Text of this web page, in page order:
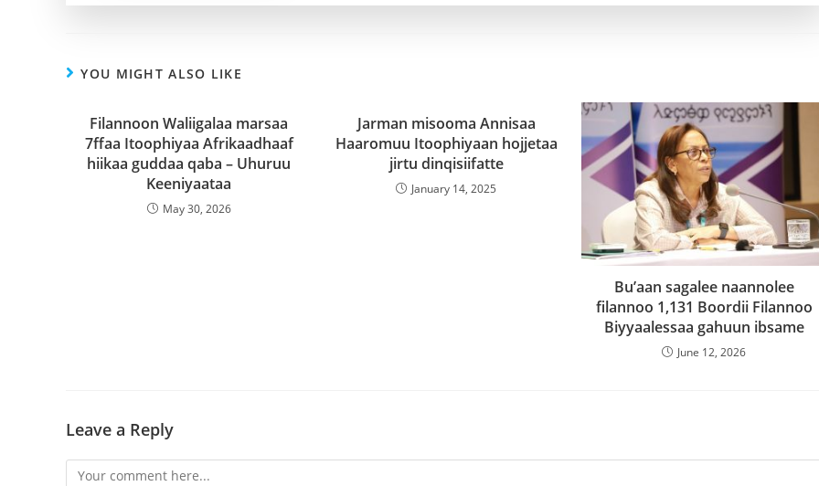
YOU MIGHT ALSO LIKE
Filannoon Waliigalaa marsaa
7ffaa Itoophiyaa Afrikaadhaaf
hiikaa guddaa qaba – Uhuruu
Keeniyaataa
May 30, 2026
Jarman misooma Annisaa
Haaromuu Itoophiyaan hojjetaa
jirtu dinqisiifatte
January 14, 2025
Bu’aan sagalee naannolee
filannoo 1,131 Boordii Filannoo
Biyyaalessaa gahuun ibsame
June 12, 2026
Leave a Reply